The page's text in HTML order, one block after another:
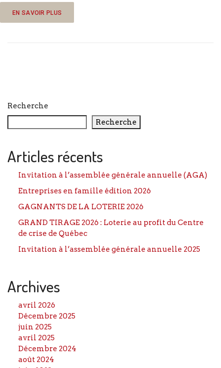
EN SAVOIR PLUS
Recherche
Recherche
Articles récents
Invitation à l’assemblée générale annuelle (AGA)
Entreprises en famille édition 2026
GAGNANTS DE LA LOTERIE 2026
GRAND TIRAGE 2026 : Loterie au profit du Centre
de crise de Québec
Invitation à l’assemblée générale annuelle 2025
Archives
avril 2026
Décembre 2025
juin 2025
avril 2025
Décembre 2024
août 2024